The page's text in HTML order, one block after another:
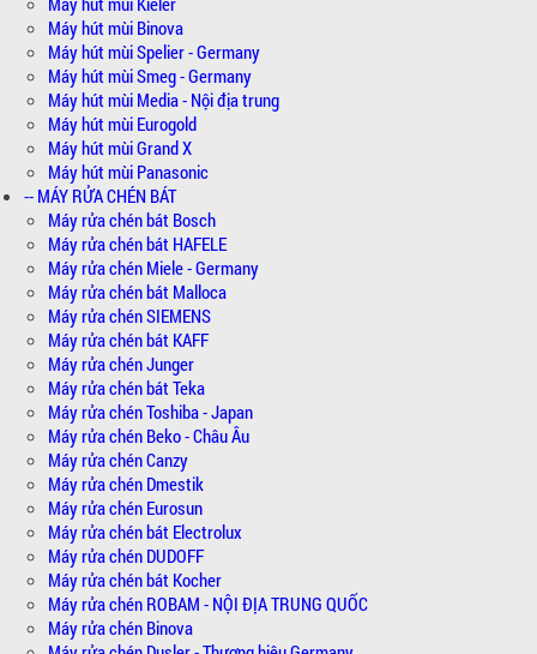
Máy hút mùi Binova
Máy hút mùi Spelier - Germany
Máy hút mùi Smeg - Germany
Máy hút mùi Media - Nội địa trung
Máy hút mùi Eurogold
Máy hút mùi Grand X
Máy hút mùi Panasonic
-- MÁY RỬA CHÉN BÁT
Máy rửa chén bát Bosch
Máy rửa chén bát HAFELE
Máy rửa chén Miele - Germany
Máy rửa chén bát Malloca
Máy rửa chén SIEMENS
Máy rửa chén bát KAFF
Máy rửa chén Junger
Máy rửa chén bát Teka
Máy rửa chén Toshiba - Japan
Máy rửa chén Beko - Châu Âu
Máy rửa chén Canzy
Máy rửa chén Dmestik
Máy rửa chén Eurosun
Máy rửa chén bát Electrolux
Máy rửa chén DUDOFF
Máy rửa chén bát Kocher
Máy rửa chén ROBAM - NỘI ĐỊA TRUNG QUỐC
Máy rửa chén Binova